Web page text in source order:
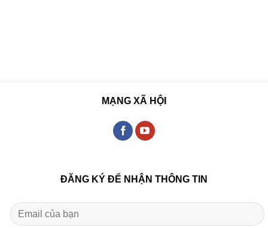
MẠNG XÃ HỘI
ĐĂNG KÝ ĐỂ NHẬN THÔNG TIN